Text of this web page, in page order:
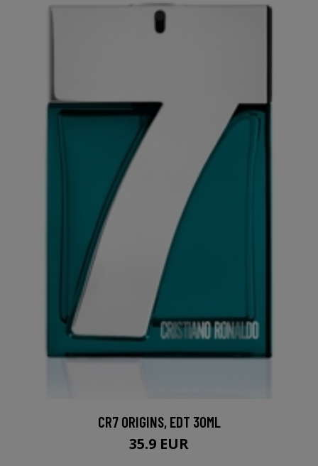
CR7 ORIGINS, EDT 30ML
35.9 EUR